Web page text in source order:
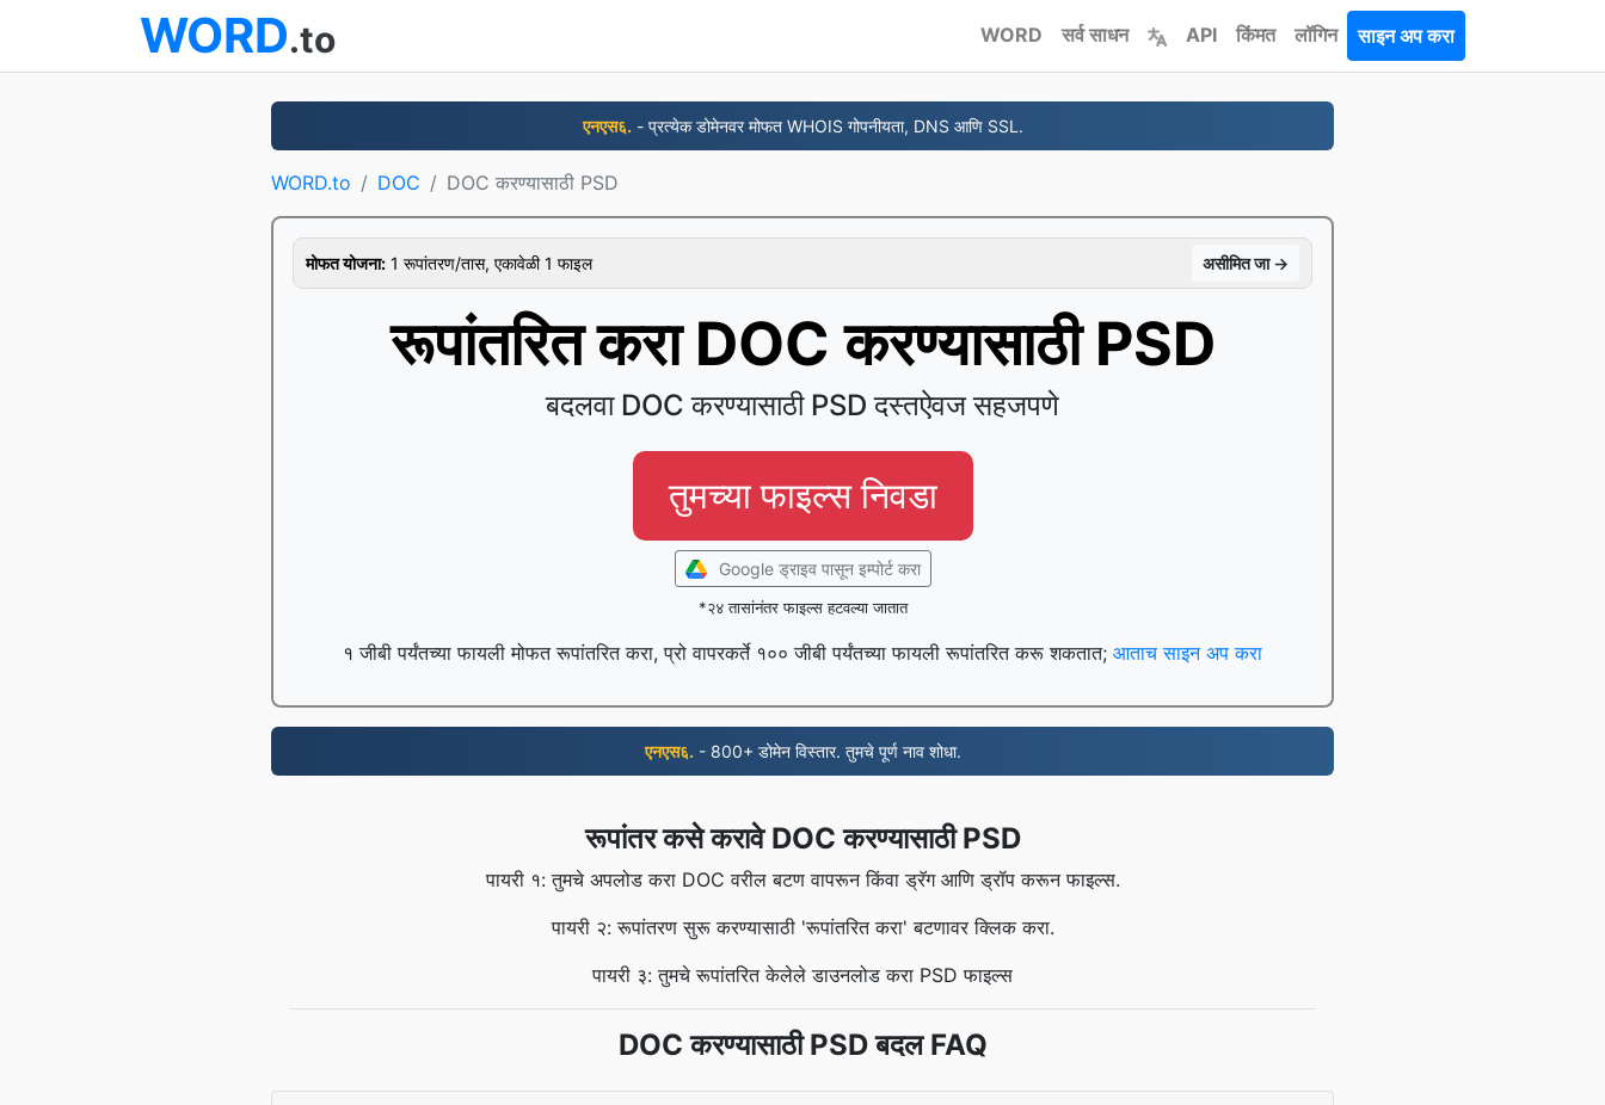
WORD.to WORD सर्व साधन API किंमत लॉगिन साइन अप करा
एनएस६. - प्रत्येक डोमेनवर मोफत WHOIS गोपनीयता, DNS आणि SSL.
WORD.to DOC DOC करण्यासाठी PSD
मोफत योजना: 1 रूपांतरण/तास, एकावेळी 1 फाइल असीमित जा →
रूपांतरित करा DOC करण्यासाठी PSD
बदलवा DOC करण्यासाठी PSD दस्तऐवज सहजपणे
तुमच्या फाइल्स निवडा
Google ड्राइव पासून इम्पोर्ट करा
*२४ तासांनंतर फाइल्स हटवल्या जातात
१ जीबी पर्यंतच्या फायली मोफत रूपांतरित करा, प्रो वापरकर्ते १०० जीबी पर्यंतच्या फायली रूपांतरित करू शकतात; आताच साइन अप करा
एनएस६. - 800+ डोमेन विस्तार. तुमचे पूर्ण नाव शोधा.
रूपांतर कसे करावे DOC करण्यासाठी PSD
पायरी १: तुमचे अपलोड करा DOC वरील बटण वापरून किंवा ड्रॅग आणि ड्रॉप करून फाइल्स.
पायरी २: रूपांतरण सुरू करण्यासाठी 'रूपांतरित करा' बटणावर क्लिक करा.
पायरी ३: तुमचे रूपांतरित केलेले डाउनलोड करा PSD फाइल्स
DOC करण्यासाठी PSD बदल FAQ